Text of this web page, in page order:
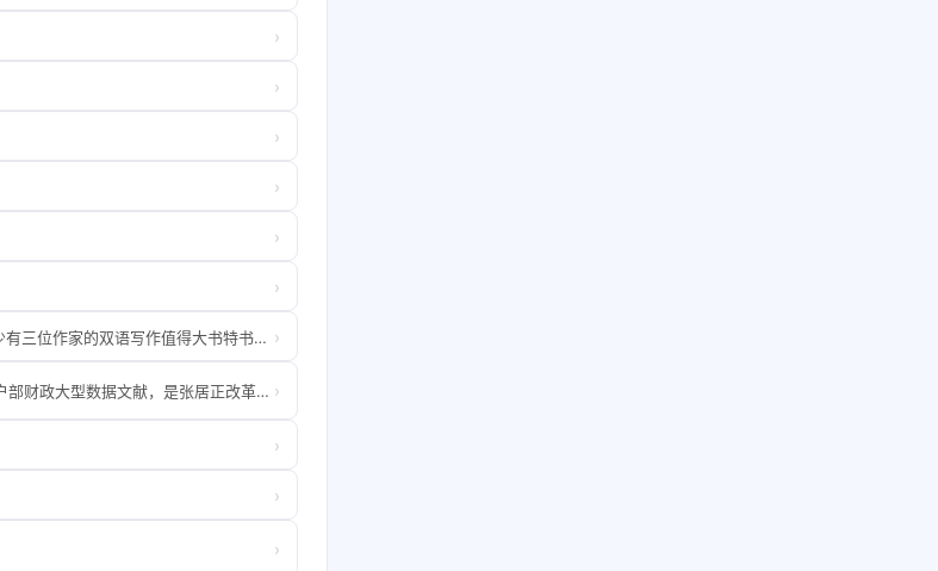
›
›
›
›
›
›
蒋彝·哑行者画记 【纵观二十世纪中国文学史，至少有三位作家的双语写作值得大书特书，一位是林语堂，二是蒋彝，三就是熊式一】.B07SS2QVRY.azw3 ›
明代《万历会计录》整理与研究（一）（一部明代户部财政大型数据文献，是张居正改革攻坚阶段直接产物，也是迄今存留于世的中国古代唯一一部国家财政会计总册）.B06Y41MVQ4.azw3 ›
›
›
›